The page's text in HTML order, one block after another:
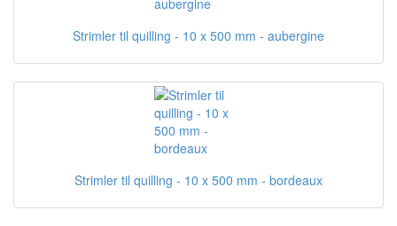
Strimler til quilling - 10 x 500 mm - aubergine
Strimler til quilling - 10 x 500 mm - bordeaux